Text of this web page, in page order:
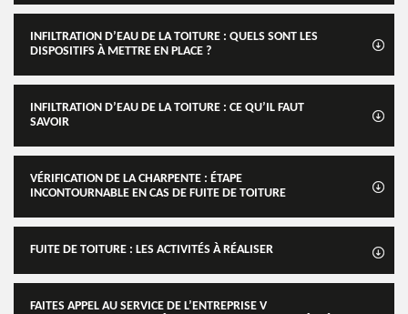
INFILTRATION D’EAU DE LA TOITURE : QUELS SONT LES
DISPOSITIFS À METTRE EN PLACE ?
INFILTRATION D’EAU DE LA TOITURE : CE QU’IL FAUT
SAVOIR
VÉRIFICATION DE LA CHARPENTE : ÉTAPE
INCONTOURNABLE EN CAS DE FUITE DE TOITURE
FUITE DE TOITURE : LES ACTIVITÉS À RÉALISER
FAITES APPEL AU SERVICE DE L’ENTREPRISE V